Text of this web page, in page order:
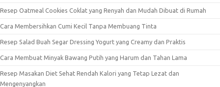
Resep Oatmeal Cookies Coklat yang Renyah dan Mudah Dibuat di Rumah
Cara Membersihkan Cumi Kecil Tanpa Membuang Tinta
Resep Salad Buah Segar Dressing Yogurt yang Creamy dan Praktis
Cara Membuat Minyak Bawang Putih yang Harum dan Tahan Lama
Resep Masakan Diet Sehat Rendah Kalori yang Tetap Lezat dan
Mengenyangkan